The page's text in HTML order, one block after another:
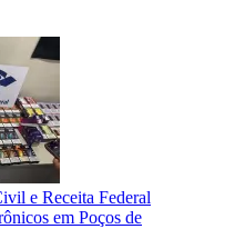
e Receita Federal
em Poços de